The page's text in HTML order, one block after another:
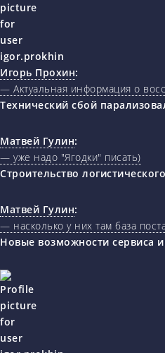
Игорь Прохин:
— Актуальная информация о
Технический сбой
Матвей Гулин:
— уже надо "Ягодки" писать)
Строительство
Матвей Гулин:
— насколько у них там база
Новые возможности сервиса